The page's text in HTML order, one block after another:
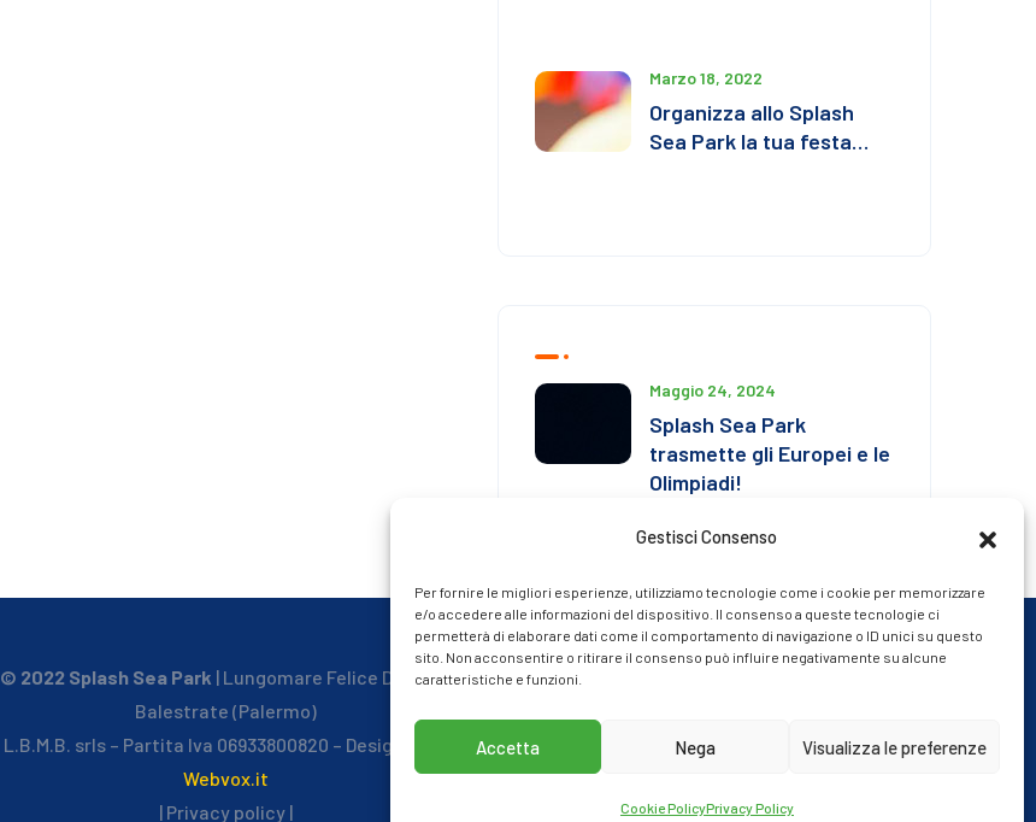
Gestisci Consenso
Per fornire le migliori esperienze, utilizziamo tecnologie come i cookie per memorizzare
e/o accedere alle informazioni del dispositivo. Il consenso a queste tecnologie ci
permetterà di elaborare dati come il comportamento di navigazione o ID unici su questo
sito. Non acconsentire o ritirare il consenso può influire negativamente su alcune
caratteristiche e funzioni.
Accetta Nega Visualizza le preferenze
Cookie PolicyPrivacy Policy
Marzo 18, 2022
Organizza allo Splash
Sea Park la tua festa…
Maggio 24, 2024
Splash Sea Park
trasmette gli Europei e le
Olimpiadi!
© 2022 Splash Sea Park | Lungomare Felice D’Anna –
Balestrate (Palermo)
L.B.M.B. srls – Partita Iva 06933800820 – Designed by
Webvox.it
| Privacy policy |
Piano Nazionale di Ripresa e Resilienza
Missione 1, Componente 3, Investimento 4.2